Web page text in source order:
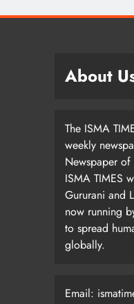
About
The ISMA
weekly
Newspaper
ISMA TIMES
Gururani and
now running
to spread
globally.
Email: